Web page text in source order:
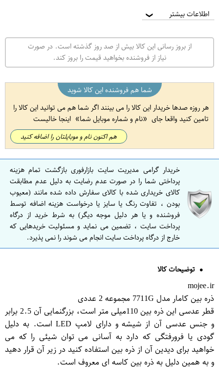
اطلاعات بیشتر ❯
از بروز رسانی این کالا بیش از صد روز گذشته است. در صورت
نیاز از فروشنده بخواهید قیمت را بروز کند.
شما هم فروشنده این کالا شوید
هر روزه صدها خریدار این کالا را می بینند اگر شما هم می توانید این کالا را
تامین کنید واقعا جای
نام و شماره موبایل شما اینجا خالیست
هم اکنون نام و موبایلتان را اضافه کنید
خریدار گرامی مدیریت سایت بازارفوری بازگشت تمام هزینه
پرداختی شما را در صورت عدم رضایت به دلیل عدم مطابقت
کالای خریداری شده با کالای سفارش داده شده مانند (معیوب
بودن ، تفاوت رنگ یا سایز یا درخواست هزینه اضافه توسط
فروشنده و یا هر دلیل موجه دیگر) به شرط خرید از درگاه
پرداخت سایت ، تضمین می نماید و مسئولیت خریدهایی که
خارج از درگاه پرداخت سایت انجام می شوند را نمی پذیرد.
توضیحات کالا
mojee.ir
ذره بین کامار مدل 7711G مجموعه 2 عددی
قطر عدسی این ذره بین 110میلی متر است، بزرگنمایی آن 2.5 برابر
و جنس عدسی آن از شیشه و دارای لامپ LED است. به دلیل
گودی یا فرورفتگی که دارد به آسانی می توان شیئی را که می
خواهید برای دیدین آن از ذره بین استفاده کنید در زیر آن قرار دهید
و به همین دلیل به ذره بین کاسه ای معروف است.